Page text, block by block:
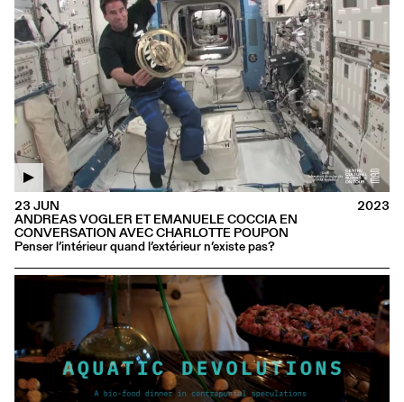
ANDREAS VOGLER ET EMANUELE COCCIA EN
CONVERSATION AVEC CHARLOTTE POUPON
Penser l’intérieur quand l’extérieur n’existe pas?
23 JUN 2023